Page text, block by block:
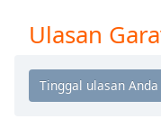
Chapters
Descriptions
descriptions
Ulasan